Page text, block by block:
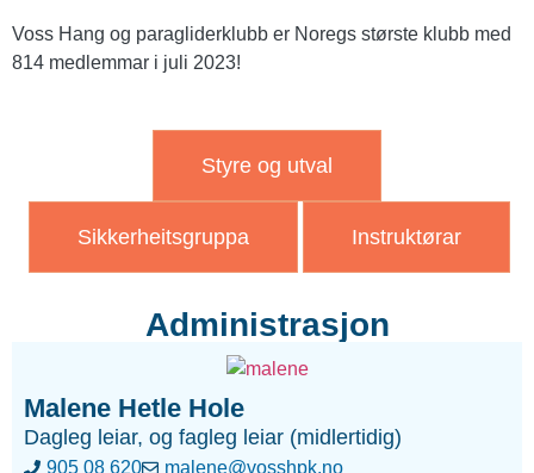
Voss Hang og paragliderklubb er Noregs største klubb med
814 medlemmar i juli 2023!
Styre og utval
Sikkerheitsgruppa Instruktørar
Administrasjon
Malene Hetle Hole
Dagleg leiar, og fagleg leiar (midlertidig)
905 08 620 malene@vosshpk.no